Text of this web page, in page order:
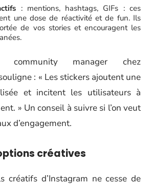
: mentions, hashtags, GIFs : ces
une dose de réactivité et de fun. Ils
de vos stories et encouragent les
community manager chez
: « Les stickers ajoutent une
et incitent les utilisateurs à
» Un conseil à suivre si l’on veut
d’engagement.
créatives
créatifs d’Instagram ne cesse de